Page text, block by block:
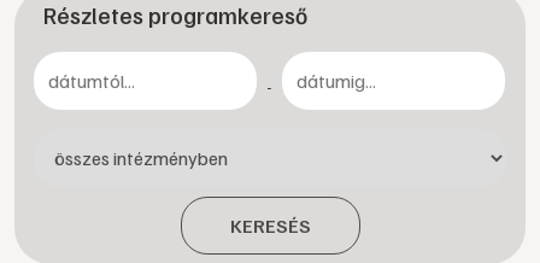
Részletes programkereső
-
KERESÉS